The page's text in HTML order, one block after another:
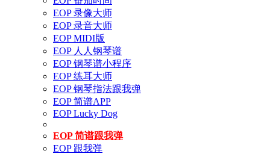
EOP 录像大师
EOP 录音大师
EOP MIDI版
EOP 人人钢琴谱
EOP 钢琴谱小程序
EOP 练耳大师
EOP 钢琴指法跟我弹
EOP 简谱APP
EOP Lucky Dog
EOP 简谱跟我弹
EOP 跟我弹